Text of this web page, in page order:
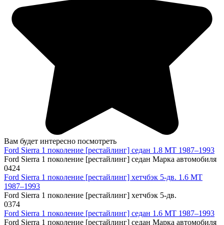
Вам будет интересно посмотреть
Ford Sierra 1 поколение [рестайлинг] седан 1.8 MT 1987–1993
Ford Sierra 1 поколение [рестайлинг] седан Марка автомобиля
0424
Ford Sierra 1 поколение [рестайлинг] хетчбэк 5-дв. 1.6 MT
1987–1993
Ford Sierra 1 поколение [рестайлинг] хетчбэк 5-дв.
0374
Ford Sierra 1 поколение [рестайлинг] седан 1.6 MT 1987–1993
Ford Sierra 1 поколение [рестайлинг] седан Марка автомобиля